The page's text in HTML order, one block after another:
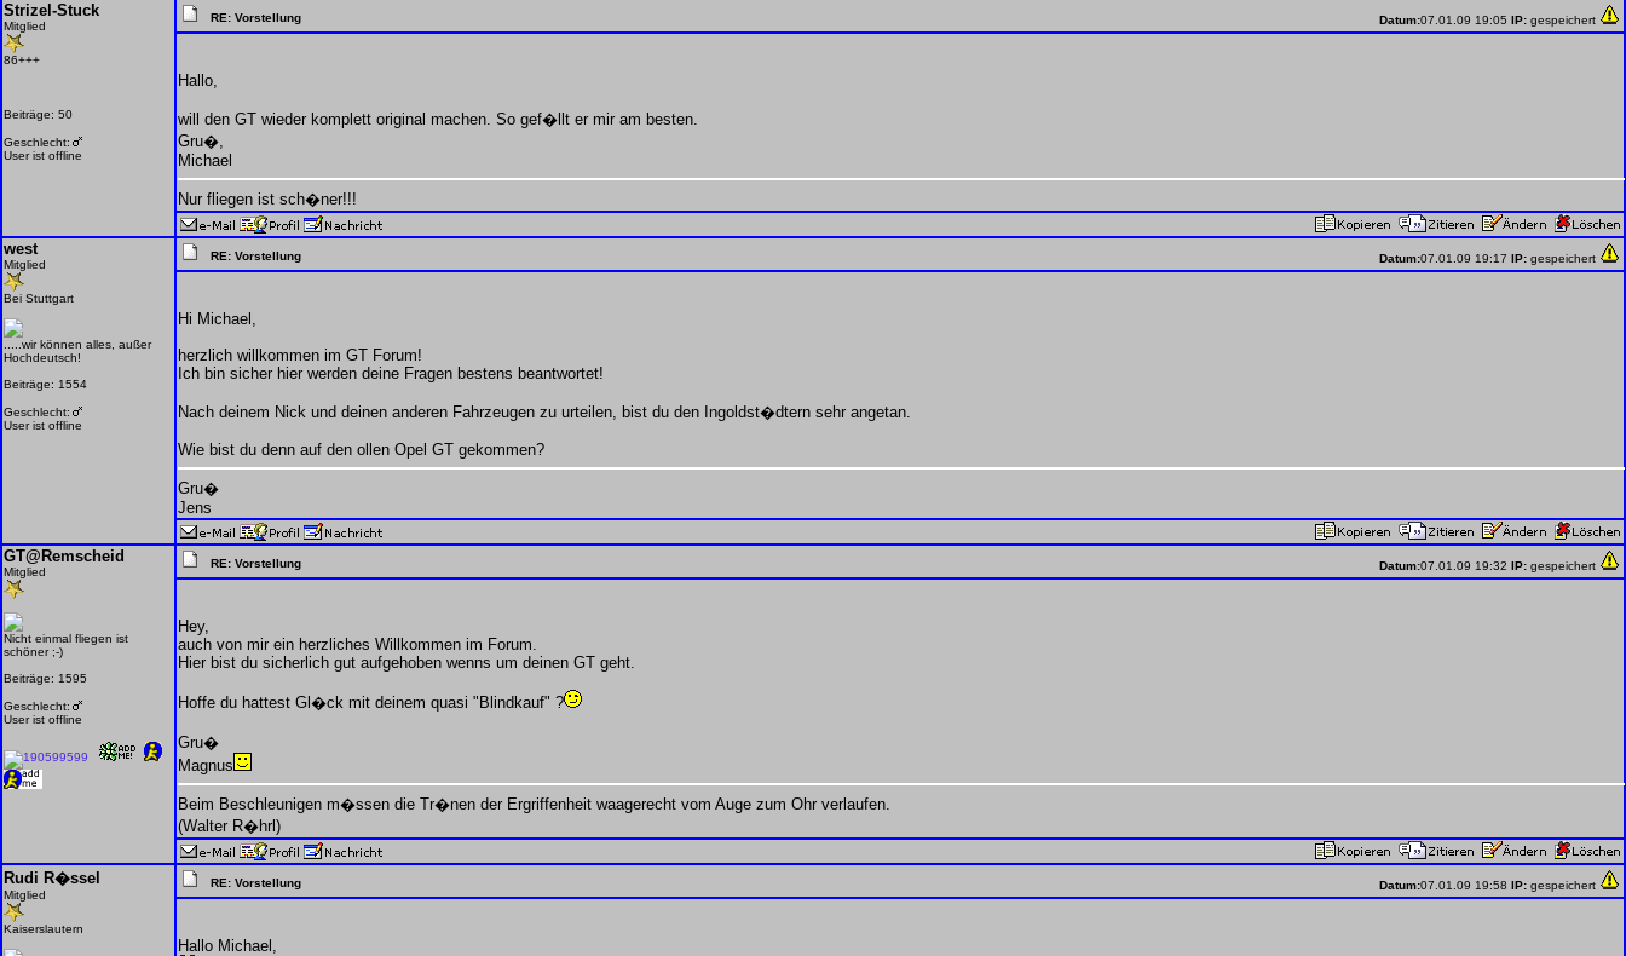
Strizel-Stuck
Mitglied
86+++
Beiträge: 50
Geschlecht:
User ist offline
RE: Vorstellung Datum:07.01.09 19:05 IP: gespeichert
Hallo,
will den GT wieder komplett original machen. So gef�llt er mir am besten.
Gru�,
Michael
Nur fliegen ist sch�ner!!!
west
Mitglied
Bei Stuttgart
.....wir können alles, außer
Hochdeutsch!
Beiträge: 1554
Geschlecht:
User ist offline
RE: Vorstellung Datum:07.01.09 19:17 IP: gespeichert
Hi Michael,
herzlich willkommen im GT Forum!
Ich bin sicher hier werden deine Fragen bestens beantwortet!
Nach deinem Nick und deinen anderen Fahrzeugen zu urteilen, bist du den Ingoldst�dtern sehr angetan.
Wie bist du denn auf den ollen Opel GT gekommen?
Gru�
Jens
GT@Remscheid
Mitglied
Nicht einmal fliegen ist
schöner ;-)
Beiträge: 1595
Geschlecht:
User ist offline
RE: Vorstellung Datum:07.01.09 19:32 IP: gespeichert
Hey,
auch von mir ein herzliches Willkommen im Forum.
Hier bist du sicherlich gut aufgehoben wenns um deinen GT geht.
Hoffe du hattest Gl�ck mit deinem quasi "Blindkauf" ?
Gru�
Magnus
Beim Beschleunigen m�ssen die Tr�nen der Ergriffenheit waagerecht vom Auge zum Ohr verlaufen.
(Walter R�hrl)
Rudi R�ssel
Mitglied
Kaiserslautern
RE: Vorstellung Datum:07.01.09 19:58 IP: gespeichert
Hallo Michael,